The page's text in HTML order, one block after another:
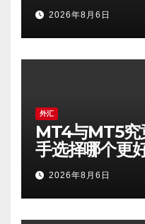
2026年8月6日
外汇
MT4与MT5究
手选择哪个更
2026年8月6日